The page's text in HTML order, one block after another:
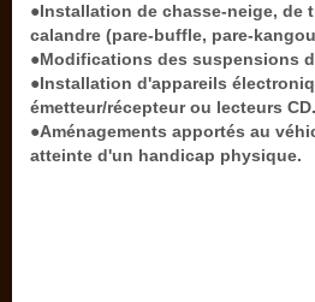
●Installation de chasse-neige, de
calandre (pare-buffle, pare-
●Modifications des suspensions
●Installation d'appareils
émetteur/récepteur ou lecteurs CD.
●Aménagements apportés au
atteinte d'un handicap physique.